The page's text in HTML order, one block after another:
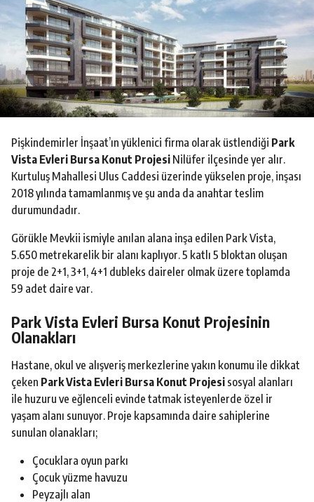
Pişkindemirler İnşaat’ın yüklenici firma olarak üstlendiği Park
Vista Evleri Bursa Konut Projesi Nilüfer ilçesinde yer alır.
Kurtuluş Mahallesi Ulus Caddesi üzerinde yükselen proje, inşası
2018 yılında tamamlanmış ve şu anda da anahtar teslim
durumundadır.
Görükle Mevkii ismiyle anılan alana inşa edilen Park Vista,
5.650 metrekarelik bir alanı kaplıyor. 5 katlı 5 bloktan oluşan
proje de 2+1, 3+1, 4+1 dubleks daireler olmak üzere toplamda
59 adet daire var.
Park Vista Evleri Bursa Konut Projesinin
Olanakları
Hastane, okul ve alışveriş merkezlerine yakın konumu ile dikkat
çeken Park Vista Evleri Bursa Konut Projesi sosyal alanları
ile huzuru ve eğlenceli evinde tatmak isteyenlerde özel ir
yaşam alanı sunuyor. Proje kapsamında daire sahiplerine
sunulan olanakları;
Çocuklara oyun parkı
Çocuk yüzme havuzu
Peyzajlı alan